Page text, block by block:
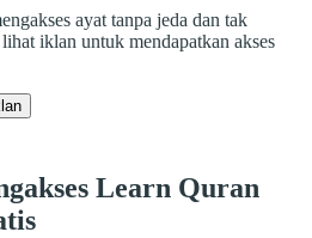
ayat tanpa jeda dan tak
iklan untuk mendapatkan akses
Learn Quran